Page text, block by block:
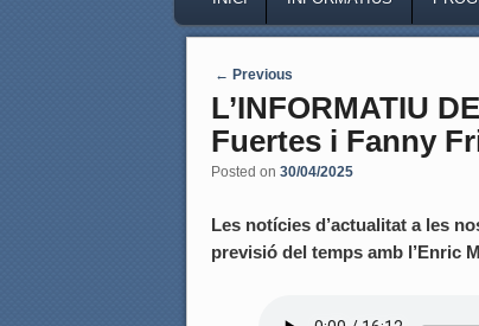
Post navigation
← Previous
L’INFORMATIU
Fuertes i Fanny
Posted on 30/04/2025
Les notícies d’actualitat a les
previsió del temps amb l’Enric